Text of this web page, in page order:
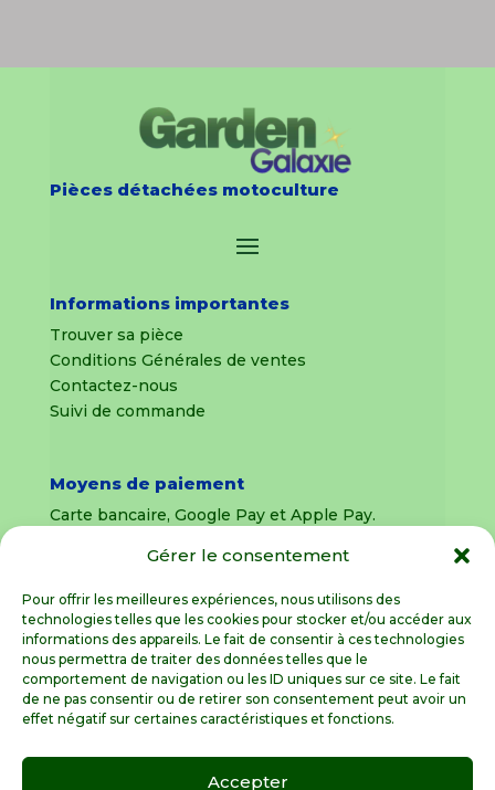
Gérer le consentement
Pour offrir les meilleures expériences, nous utilisons des
technologies telles que les cookies pour stocker et/ou accéder aux
informations des appareils. Le fait de consentir à ces technologies
nous permettra de traiter des données telles que le
comportement de navigation ou les ID uniques sur ce site. Le fait
de ne pas consentir ou de retirer son consentement peut avoir un
effet négatif sur certaines caractéristiques et fonctions.
Accepter
Pièces détachées motoculture
Informations importantes
Trouver sa pièce
Conditions Générales de ventes
Contactez-nous
Suivi de commande
Moyens de paiement
Carte bancaire, Google Pay et Apple Pay.
uniquement
Livraison sous 8 jours pour les pièces
détachées
Livraisons sous 15 jours pour les outillages de
jardin (sous réserve de stock disponible)